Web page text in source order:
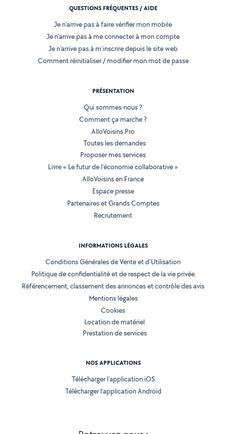
QUESTIONS FRÉQUENTES / AIDE
Je n'arrive pas à faire vérifier mon mobile
Je n'arrive pas à me connecter à mon compte
Je n'arrive pas à m'inscrire depuis le site web
Comment réinitialiser / modifier mon mot de passe
PRÉSENTATION
Qui sommes-nous ?
Comment ça marche ?
AlloVoisins Pro
Toutes les demandes
Proposer mes services
Livre « Le futur de l'économie collaborative »
AlloVoisins en France
Espace presse
Partenaires et Grands Comptes
Recrutement
INFORMATIONS LÉGALES
Conditions Générales de Vente et d'Utilisation
Politique de confidentialité et de respect de la vie privée
Référencement, classement des annonces et contrôle des avis
Mentions légales
Cookies
Location de matériel
Prestation de services
NOS APPLICATIONS
Télécharger l’application iOS
Télécharger l’application Android